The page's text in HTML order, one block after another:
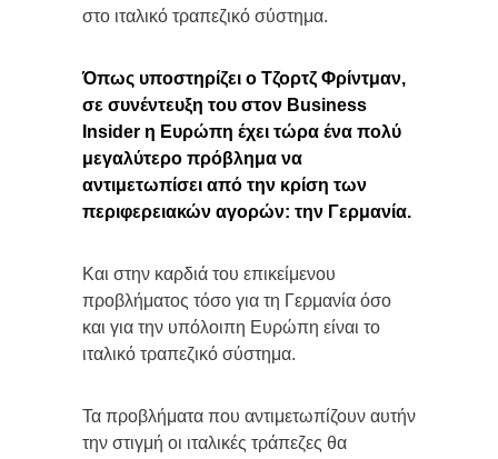
στο ιταλικό τραπεζικό σύστημα.
Όπως υποστηρίζει ο Τζορτζ Φρίντμαν,
σε συνέντευξη του στον Business
Insider η Ευρώπη έχει τώρα ένα πολύ
μεγαλύτερο πρόβλημα να
αντιμετωπίσει από την κρίση των
περιφερειακών αγορών: την Γερμανία.
Και στην καρδιά του επικείμενου
προβλήματος τόσο για τη Γερμανία όσο
και για την υπόλοιπη Ευρώπη είναι το
ιταλικό τραπεζικό σύστημα.
Τα προβλήματα που αντιμετωπίζουν αυτήν
την στιγμή οι ιταλικές τράπεζες θα